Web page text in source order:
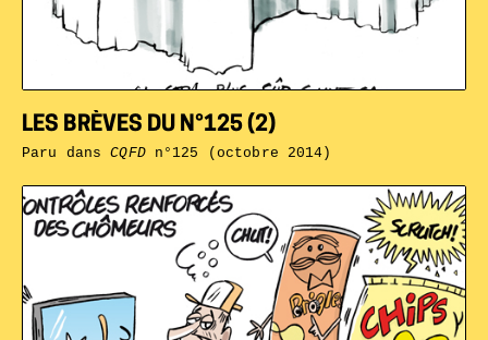
LES BRÈVES DU N°125 (2)
Paru dansCQFDn°125 (octobre 2014)